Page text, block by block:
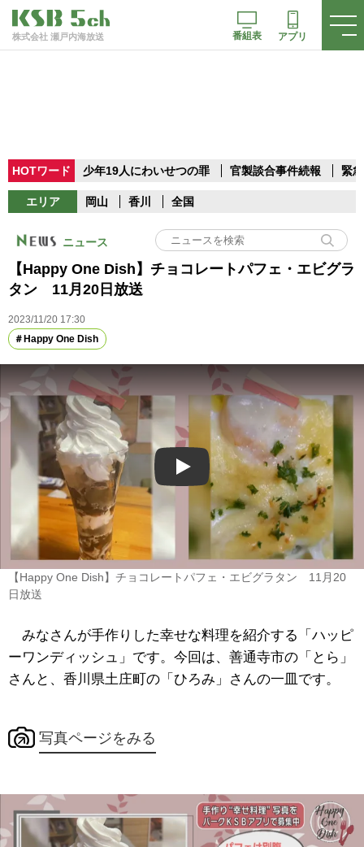
株式会社 瀬戸内海放送 番組表 アプリ
HOTワード 少年19人にわいせつの罪 官製談合事件続報 緊
エリア 岡山 香川 全国
ニュース
【Happy One Dish】チョコレートパフェ・エビグラ
タン 11月20日放送
2023/11/20 17:30
Happy One Dish
Play
【Happy One Dish】チョコレートパフェ・エビグラタン 11月20
日放送
みなさんが手作りした幸せな料理を紹介する「ハッピ
ーワンディッシュ」です。今回は、善通寺市の「とら」
さんと、香川県土庄町の「ひろみ」さんの一皿です。
写真ページをみる